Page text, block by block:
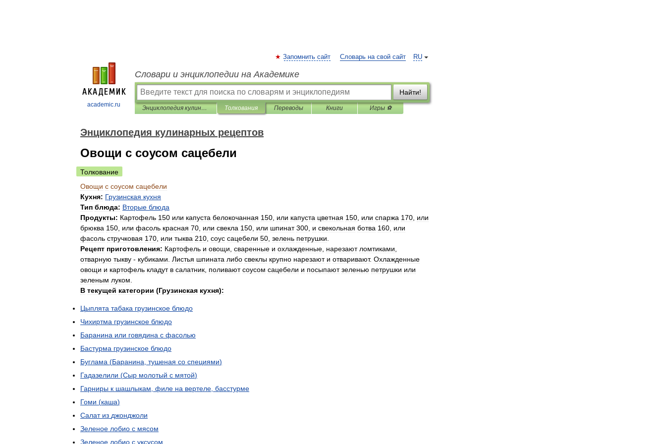
academic.ru
RU
Запомнить сайт Словарь на свой сайт
Словари и энциклопедии на Академике
Найти!
Энциклопедия кулинарных рецептов Толкования Переводы Книги Игры ⚽
Энциклопедия кулинарных рецептов
Овощи с соусом сацебели
Толкование
Овощи с соусом сацебели
Кухня: Грузинская кухня
Тип блюда: Вторые блюда
Продукты: Картофель 150 или капуста белокочанная 150 или капуста цветная 150 или спаржа 170 или
брюква 150 или фасоль красная 70 или свекла 150 или шпинат 300 и свекольная ботва 160 или
фасоль стручковая 170 или тыква 210 соус сацебели 50 зелень петрушки
Рецепт приготовления: Картофель и овощи сваренные и охлажденные нарезают ломтиками
отварную тыкву - кубиками Листья шпината либо свеклы крупно нарезают и отваривают. Охлажденные
овощи и картофель кладут в салатник поливают соусом сацебели и посыпают зеленью петрушки или
зеленым луком
В текущей категории (Грузинская кухня):
Цыплята табака грузинское блюдо
Чихиртма грузинское блюдо
Баранина или говядина с фасолью
Бастурма грузинское блюдо
Буглама (Баранина тушеная со специями)
Гадазелили (Сыр молотый с мятой)
Гарниры к шашлыкам филе на вертеле басстурме
Гоми (каша)
Салат из джонджоли
Зеленое лобио с мясом
Зеленое лобио с уксусом